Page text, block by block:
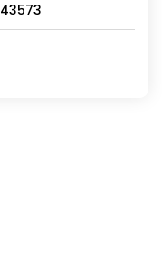
43573